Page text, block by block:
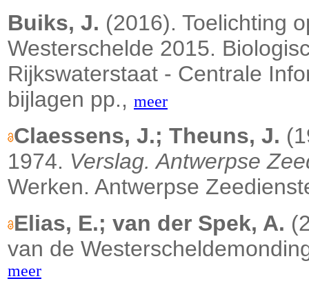
Buiks, J. (2016). Toelichting
Westerschelde 2015.
Rijkswaterstaat - Centrale
bijlagen pp., meer
Claessens, J.; Theuns, J.
1974. Verslag. Antwerpse
Werken. Antwerpse
Elias, E.; van der Spek, A.
van de
meer